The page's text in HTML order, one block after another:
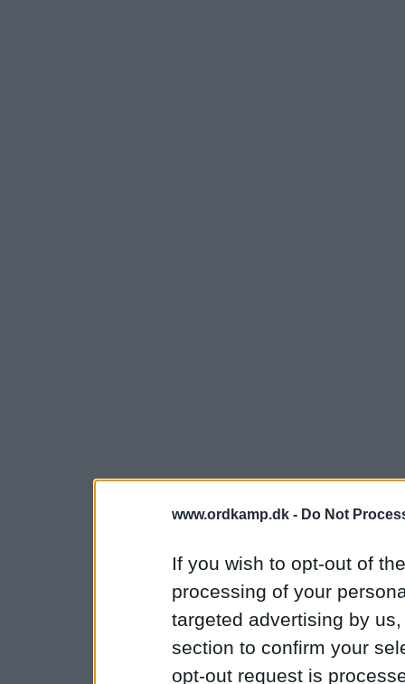
www.ordkamp.dk - Do Not
If you wish to opt-out of
processing of your
targeted advertising by
section to confirm your
opt-out request is